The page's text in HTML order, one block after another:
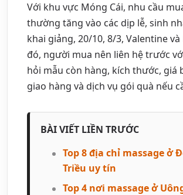
Với khu vực Móng Cái, nhu cầu
thường tăng vào các dịp lễ, sinh
khai giảng, 20/10, 8/3, Valentine và
đó, người mua nên liên hệ trước
hỏi mẫu còn hàng, kích thước, giá
giao hàng và dịch vụ gói quà nếu
BÀI VIẾT LIỀN TRƯỚC
Top 8 địa chỉ massage ở
Triều uy tín
Top 4 nơi massage ở